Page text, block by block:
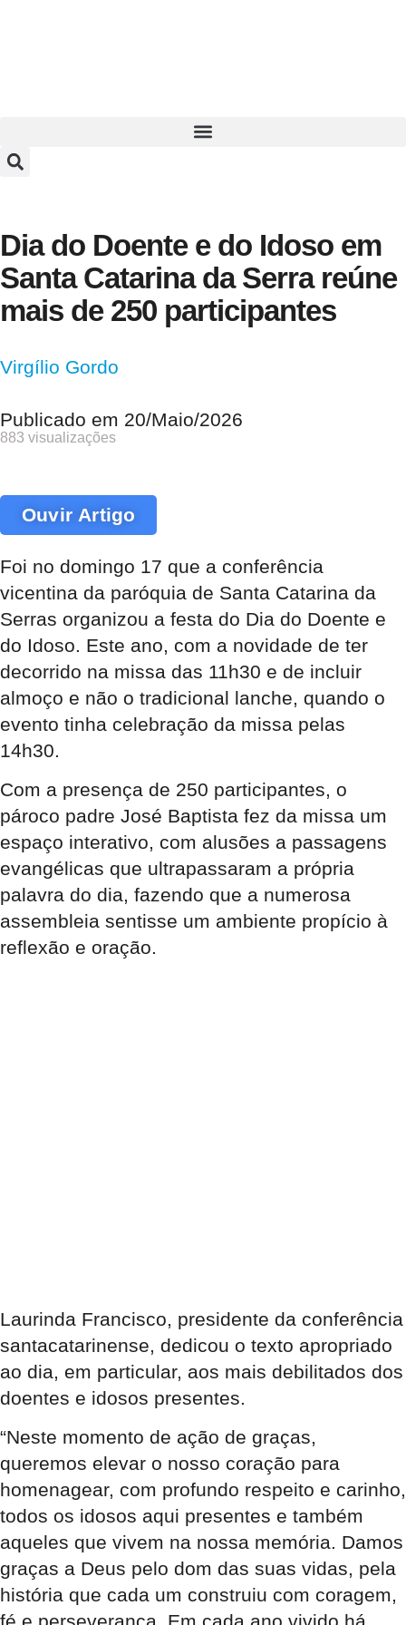
Dia do Doente e do Idoso em
Santa Catarina da Serra reúne
mais de 250 participantes
Virgílio Gordo
Publicado em 20/Maio/2026
883 visualizações
Ouvir Artigo
Foi no domingo 17 que a conferência
vicentina da paróquia de Santa Catarina da
Serras organizou a festa do Dia do Doente e
do Idoso. Este ano, com a novidade de ter
decorrido na missa das 11h30 e de incluir
almoço e não o tradicional lanche, quando o
evento tinha celebração da missa pelas
14h30.
Com a presença de 250 participantes, o
pároco padre José Baptista fez da missa um
espaço interativo, com alusões a passagens
evangélicas que ultrapassaram a própria
palavra do dia, fazendo que a numerosa
assembleia sentisse um ambiente propício à
reflexão e oração.
Laurinda Francisco, presidente da conferência
santacatarinense, dedicou o texto apropriado
ao dia, em particular, aos mais debilitados dos
doentes e idosos presentes.
“Neste momento de ação de graças,
queremos elevar o nosso coração para
homenagear, com profundo respeito e carinho,
todos os idosos aqui presentes e também
aqueles que vivem na nossa memória. Damos
graças a Deus pelo dom das suas vidas, pela
história que cada um construiu com coragem,